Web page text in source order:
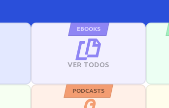
EBOOKS
VER TODOS
PODCASTS